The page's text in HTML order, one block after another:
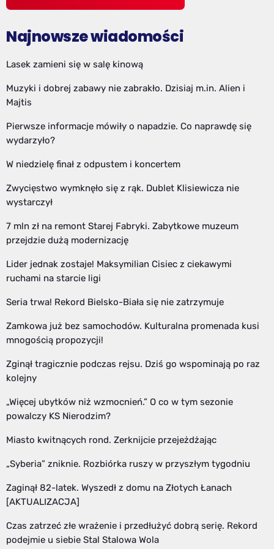
Najnowsze wiadomości
Lasek zamieni się w salę kinową
Muzyki i dobrej zabawy nie zabrakło. Dzisiaj m.in. Alien i
Majtis
Pierwsze informacje mówiły o napadzie. Co naprawdę się
wydarzyło?
W niedzielę finał z odpustem i koncertem
Zwycięstwo wymknęło się z rąk. Dublet Klisiewicza nie
wystarczył
7 mln zł na remont Starej Fabryki. Zabytkowe muzeum
przejdzie dużą modernizację
Lider jednak zostaje! Maksymilian Cisiec z ciekawymi
ruchami na starcie ligi
Seria trwa! Rekord Bielsko-Biała się nie zatrzymuje
Zamkowa już bez samochodów. Kulturalna promenada kusi
mnogością propozycji!
Zginął tragicznie podczas rejsu. Dziś go wspominają po raz
kolejny
„Więcej ubytków niż wzmocnień.” O co w tym sezonie
powalczy KS Nierodzim?
Miasto kwitnących rond. Zerknijcie przejeżdżając
„Syberia” zniknie. Rozbiórka ruszy w przyszłym tygodniu
Zaginął 82-latek. Wyszedł z domu na Złotych Łanach
[AKTUALIZACJA]
Czas zatrzeć złe wrażenie i przedłużyć dobrą serię. Rekord
podejmie u siebie Stal Stalowa Wola